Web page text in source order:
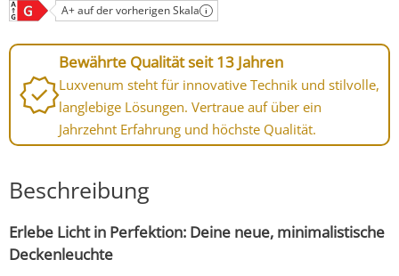
A+ auf der vorherigen Skala
Bewährte Qualität seit 13 Jahren
Luxvenum steht für innovative Technik und stilvolle,
langlebige Lösungen. Vertraue auf über ein
Jahrzehnt Erfahrung und höchste Qualität.
Beschreibung
Erlebe Licht in Perfektion: Deine neue, minimalistische
Deckenleuchte